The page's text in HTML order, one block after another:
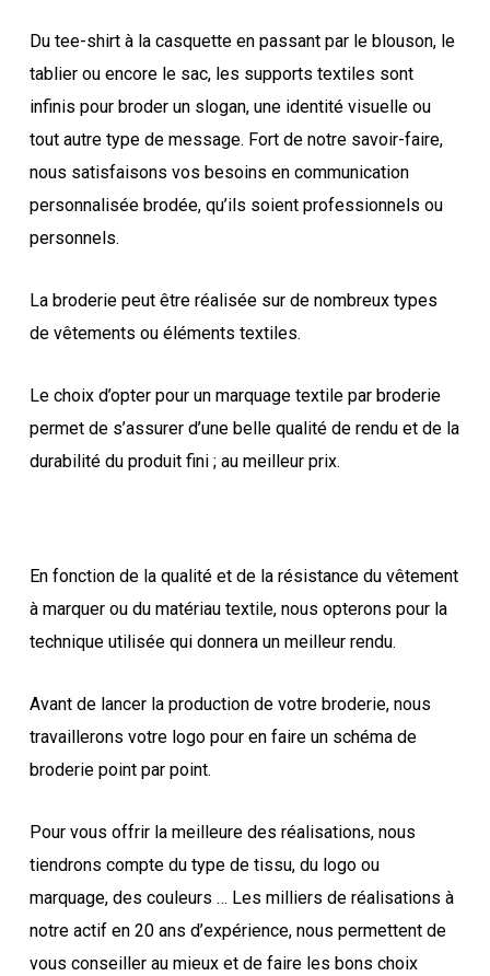
Du tee-shirt à la casquette en passant par le blouson, le
tablier ou encore le sac, les supports textiles sont
infinis pour broder un slogan, une identité visuelle ou
tout autre type de message. Fort de notre savoir-faire,
nous satisfaisons vos besoins en communication
personnalisée brodée, qu’ils soient professionnels ou
personnels.
La broderie peut être réalisée sur de nombreux types
de vêtements ou éléments textiles.
Le choix d’opter pour un marquage textile par broderie
permet de s’assurer d’une belle qualité de rendu et de la
durabilité du produit fini ; au meilleur prix.
En fonction de la qualité et de la résistance du vêtement
à marquer ou du matériau textile, nous opterons pour la
technique utilisée qui donnera un meilleur rendu.
Avant de lancer la production de votre broderie, nous
travaillerons votre logo pour en faire un schéma de
broderie point par point.
Pour vous offrir la meilleure des réalisations, nous
tiendrons compte du type de tissu, du logo ou
marquage, des couleurs … Les milliers de réalisations à
notre actif en 20 ans d’expérience, nous permettent de
vous conseiller au mieux et de faire les bons choix